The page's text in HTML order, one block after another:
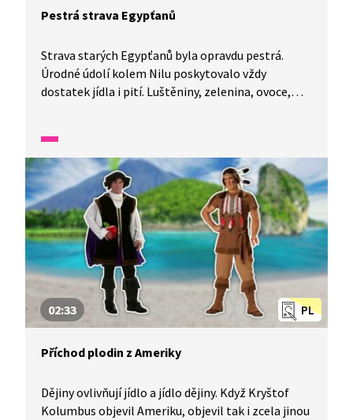
Pestrá strava Egypťanů
Strava starých Egypťanů byla opravdu pestrá.
Úrodné údolí kolem Nilu poskytovalo vždy
dostatek jídla i pití. Luštěniny, zelenina, ovoce,
Vzácně si také pochutnali na koze či ovci.
PL
02:33
Příchod plodin z Ameriky
Dějiny ovlivňují jídlo a jídlo dějiny. Když Kryštof
Kolumbus objevil Ameriku, objevil tak i zcela jinou